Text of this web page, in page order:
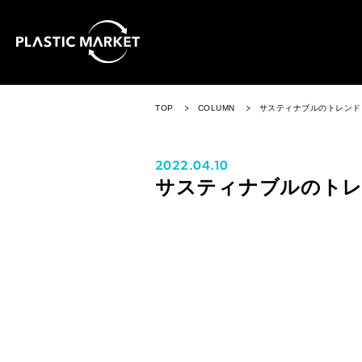
TOP COLUMN サスティナブルのトレンド
2022.04.10
サスティナブルのト